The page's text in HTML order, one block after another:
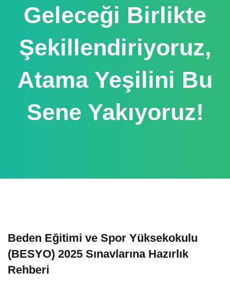
Geleceği Birlikte
Şekillendiriyoruz,
Atama Yeşilini Bu
Sene Yakıyoruz!
Beden Eğitimi ve Spor Yüksekokulu
(BESYO) 2025 Sınavlarına Hazırlık
Rehberi